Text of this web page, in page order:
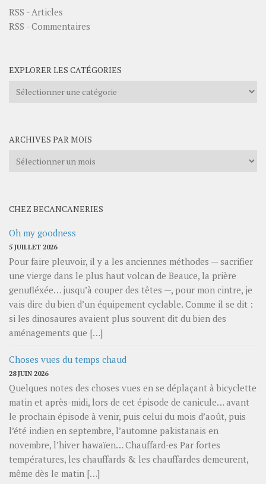
RSS - Articles
RSS - Commentaires
EXPLORER LES CATÉGORIES
Explorer
ARCHIVES PAR MOIS
Archives
CHEZ BECANCANERIES
Oh my goodness
5 JUILLET 2026
Pour faire pleuvoir, il y a les anciennes méthodes — sacrifier
une vierge dans le plus haut volcan de Beauce, la prière
genufléxée… jusqu’à couper des têtes —, pour mon cintre, je
vais dire du bien d’un équipement cyclable. Comme il se dit :
si les dinosaures avaient plus souvent dit du bien des
aménagements que […]
Choses vues du temps chaud
28 JUIN 2026
Quelques notes des choses vues en se déplaçant à bicyclette
matin et après-midi, lors de cet épisode de canicule… avant
le prochain épisode à venir, puis celui du mois d’août, puis
l’été indien en septembre, l’automne pakistanais en
novembre, l’hiver hawaïen… Chauffard⋅es Par fortes
températures, les chauffards & les chauffardes demeurent,
même dès le matin […]